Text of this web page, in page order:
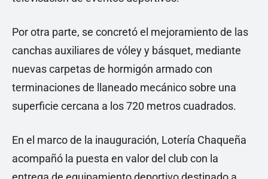
Por otra parte, se concretó el mejoramiento de las
canchas auxiliares de vóley y básquet, mediante
nuevas carpetas de hormigón armado con
terminaciones de llaneado mecánico sobre una
superficie cercana a los 720 metros cuadrados.
En el marco de la inauguración, Lotería Chaqueña
acompañó la puesta en valor del club con la